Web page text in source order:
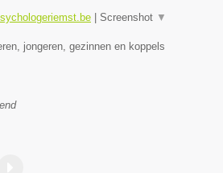
Screenshot ▼
jongeren, gezinnen en koppels